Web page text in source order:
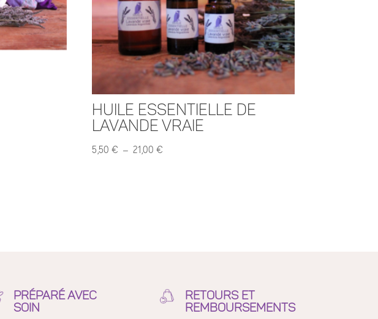
Huile essentielle de
Lavande vraie
5,50€ – 21,00€
PRÉPARÉ AVEC
SOIN
RETOURS ET
REMBOURSEMENTS